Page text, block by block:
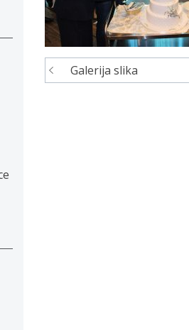
Navigacija
Galerija slika